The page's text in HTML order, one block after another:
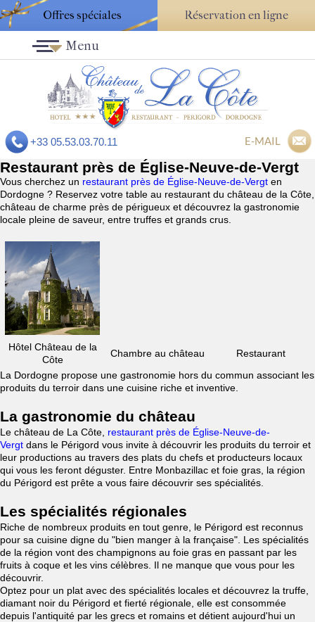
Offres spéciales Réservation en ligne
+33 05.53.03.70.11 E-MAIL
Menu
Restaurant près de Église-Neuve-de-Vergt
Vous cherchez un restaurant près de Église-Neuve-de-Vergt en
Dordogne ? Reservez votre table au restaurant du château de la Côte,
château de charme près de périgueux et découvrez la gastronomie
locale pleine de saveur, entre truffes et grands crus.
Hôtel Château de la
Côte
Chambre au château
Restaurant
La Dordogne propose une gastronomie hors du commun associant les
produits du terroir dans une cuisine riche et inventive.
La gastronomie du château
Le château de La Côte, restaurant près de Église-Neuve-de-
Vergt dans le Périgord vous invite à découvrir les produits du terroir et
leur productions au travers des plats du chefs et producteurs locaux
qui vous les feront déguster. Entre Monbazillac et foie gras, la région
du Périgord est prête a vous faire découvrir ses spécialités.
Les spécialités régionales
Riche de nombreux produits en tout genre, le Périgord est reconnus
pour sa cuisine digne du "bien manger à la française". Les spécialités
de la région vont des champignons au foie gras en passant par les
fruits à coque et les vins célèbres. Il ne manque que vous pour les
découvrir.
Optez pour un plat avec des spécialités locales et découvrez la truffe,
diamant noir du Périgord et fierté régionale, elle est consommée
depuis l'antiquité par les grecs et romains et détient aujourd'hui un